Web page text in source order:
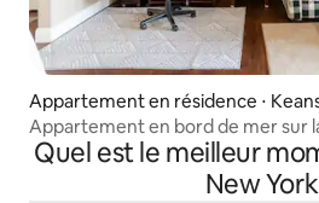
Appartement en résidence ⋅
Appartement en bord de mer sur
de New York à proximité.
Quel est le meilleur
New